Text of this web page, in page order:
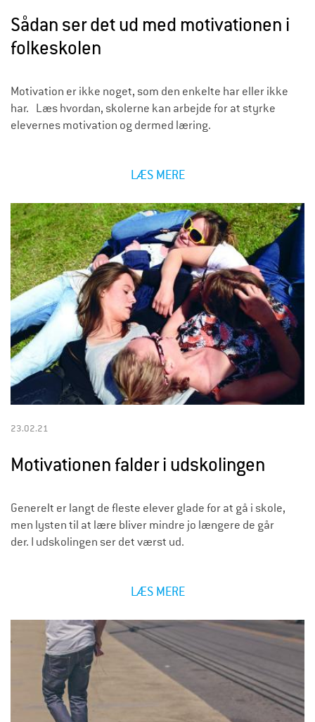
Sådan ser det ud med motivationen i
folkeskolen
Motivation er ikke noget, som den enkelte har eller ikke
har. Læs hvordan, skolerne kan arbejde for at styrke
elevernes motivation og dermed læring.
LÆS MERE
23.02.21
Motivationen falder i udskolingen
Generelt er langt de fleste elever glade for at gå i skole,
men lysten til at lære bliver mindre jo længere de går
der. I udskolingen ser det værst ud.
LÆS MERE